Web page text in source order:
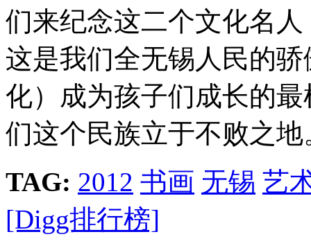
们来纪念这二个文化名
这是我们全无锡人民的
化）成为孩子们成长的
们这个民族立于不败之地
TAG: 2012 书画 无锡 艺
[Digg排行榜]